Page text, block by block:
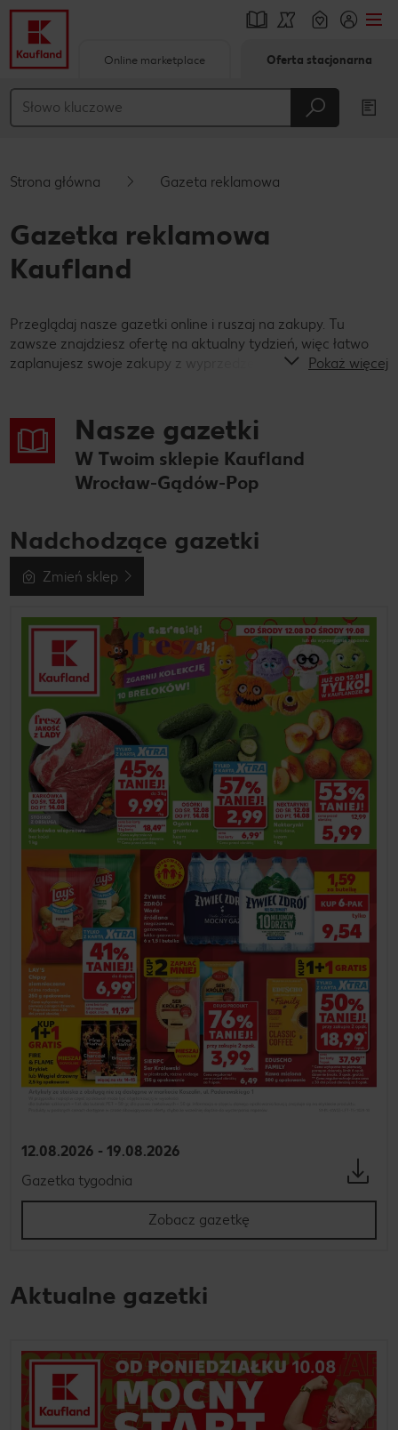
Główna treść
Online marketplace Oferta stacjonarna
Strona główna Gazeta reklamowa
Gazetka reklamowa
Kaufland
Przeglądaj nasze gazetki online i ruszaj na zakupy. Tu
zawsze znajdziesz ofertę na aktualny tydzień, więc łatwo
zaplanujesz swoje zakupy z wyprzedzeniem!
Pokaż więcej
Nasze gazetki
W Twoim sklepie Kaufland
Wrocław-Gądów-Pop
Nadchodzące gazetki
Zmień sklep
12.08.2026 - 19.08.2026
Gazetka tygodnia
Zobacz gazetkę
Aktualne gazetki